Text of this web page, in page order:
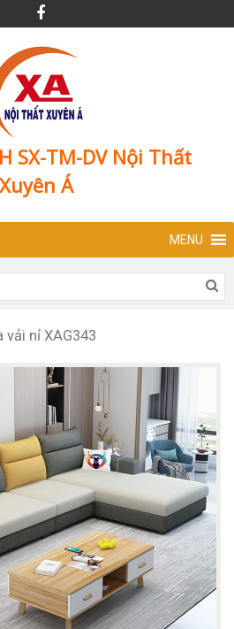
SX-TM-DV Nội Thất
Xuyên Á
MENU
vải nỉ XAG343